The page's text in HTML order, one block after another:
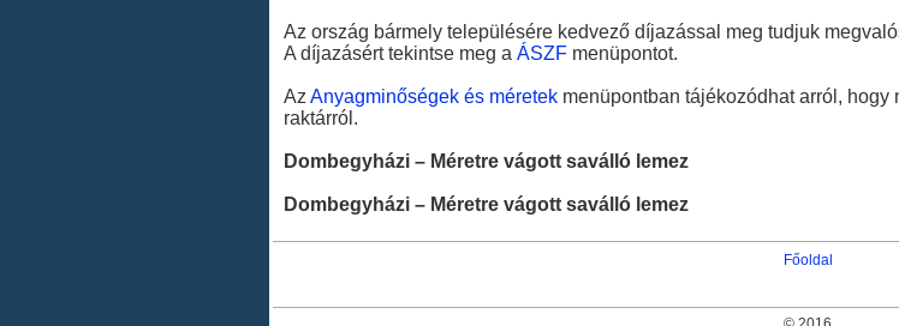
Az ország bármely településére kedvező díjazással meg tudjuk
A díjazásért tekintse meg a ÁSZF menüpontot.
Az Anyagminőségek és méretek menüpontban tájékozódhat arról,
raktárról.
Dombegyházi – Méretre vágott saválló lemez
Dombegyházi – Méretre vágott saválló lemez
Főoldal